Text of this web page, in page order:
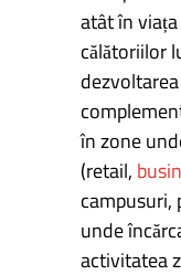
atât în
călătoriilor
în zone
(retail,
campusuri,
unde
activitatea